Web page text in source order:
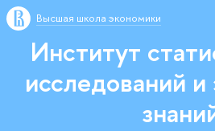
Высшая школа экономики
Институт
исследований